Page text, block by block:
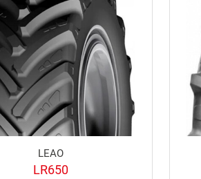
LEAO
LR650